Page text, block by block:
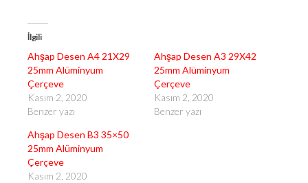
İlgili
Ahşap Desen A4 21X29
25mm Alüminyum
Çerçeve
Kasım 2, 2020
Benzer yazı
Ahşap Desen A3 29X42
25mm Alüminyum
Çerçeve
Kasım 2, 2020
Benzer yazı
Ahşap Desen B3 35×50
25mm Alüminyum
Çerçeve
Kasım 2, 2020